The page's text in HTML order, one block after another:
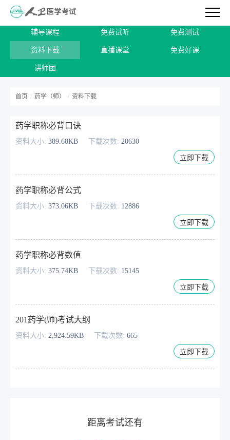
辅导课程 免费试听 免费测试
资料下载 直播课堂 免费好课
讲师团
首页 / 药学（师） / 资料下载
药学职称必背口诀
资料大小: 389.68KB 下载次数: 20630
立即下载
药学职称必背公式
资料大小: 373.06KB 下载次数: 12886
立即下载
药学职称必背数值
资料大小: 375.74KB 下载次数: 15145
立即下载
201药学(师)考试大纲
资料大小: 2,924.59KB 下载次数: 665
立即下载
距离考试还有